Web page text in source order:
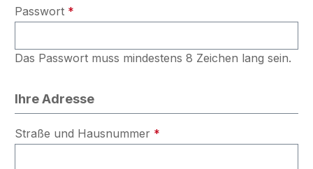
Passwort *
Das Passwort muss mindestens 8 Zeichen lang sein.
Ihre Adresse
Straße und Hausnummer *